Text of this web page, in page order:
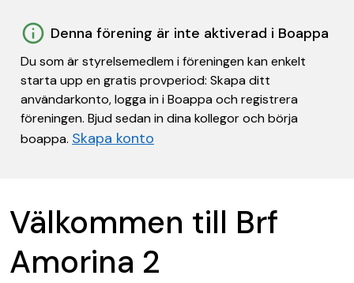
Denna förening är inte aktiverad i Boappa
Du som är styrelsemedlem i föreningen kan enkelt
starta upp en gratis provperiod: Skapa ditt
användarkonto, logga in i Boappa och registrera
föreningen. Bjud sedan in dina kollegor och börja
boappa. Skapa konto
Välkommen till Brf
Amorina 2